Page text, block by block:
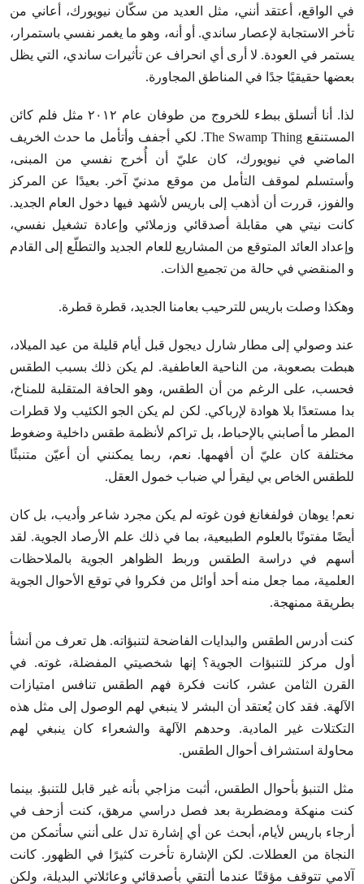
في الواقع، أعتقد أنني، مثل العديد من سكّان نيويورك، أعاني من
تأخر الاستجابة لإعصار ساندي. أو أنه، وهو ما يغمر نفسي باستمرار،
يستمر في العودة. لا أرى أي انحراف عن تأثيرات ساندي، التي يظل
بعضها حقيقيًا جدًا في المناطق المجاورة.
لذا. أنا أتسلق ببطء للخروج من طوفان عام ٢٠١٢ مثل فلم كائن
المستنقع The Swamp Thing. لكي أجفف وأتأمل ما حدث الخريف
الماضي في نيويورك، كان عليّ أن أُخرج نفسي من المبنى،
وأستسلم لموقف التأمل من موقع مدنيّ آخر. بعيدًا عن المركز
والفوز، قررت أن أذهب إلى باريس لأشهد فيها دخول العام الجديد.
كانت نيتي هي مقابلة أصدقائي وزملائي وإعادة تشغيل نفسي،
وإعداد العائد المتوقع من المشاريع للعام الجديد والتطلّع إلى القادم
و المنقضي في حالة من تجميع الذات.
وهكذا وصلت باريس للترحيب بعامنا الجديد، قطرة قطرة.
عند وصولي إلى مطار شارل ديجول قبل أيام قليلة من عيد الميلاد،
هبطت بصعوبة، من الناحية العاطفية. لم يكن ذلك بسبب الطقس
فحسب، على الرغم من أن الطقس، وهو الحافة المتقلبة للمناخ،
بدا مستعدًا بلا هوادة لإرباكي. لكن لم يكن الجو الكئيب ولا قطرات
المطر ما أصابني بالإحباط، بل تراكم لأنظمة طقس داخلية وضغوط
مختلفة كان عليّ أن أفهمها. نعم، ربما يمكنني أن أعيّن متنبئًا
للطقس الخاص بي ليقرأ لي ضباب خمول العقل.
نعم! يوهان فولفغانغ فون غوته لم يكن مجرد شاعر وأديب، بل كان
أيضًا مفتونًا بالعلوم الطبيعية، بما في ذلك علم الأرصاد الجوية. لقد
أسهم في دراسة الطقس وربط الظواهر الجوية بالملاحظات
العلمية، مما جعل منه أحد أوائل من فكروا في توقع الأحوال الجوية
بطريقة ممنهجة.
كنت أدرس الطقس والبدايات الفاضحة لتنبؤاته. هل تعرف من أنشأ
أول مركز للتنبؤات الجوية؟ إنها شخصيتي المفضلة، غوته. في
القرن الثامن عشر، كانت فكرة فهم الطقس تنافس امتيازات
الآلهة. فقد كان يُعتقد أن البشر لا ينبغي لهم الوصول إلى مثل هذه
التكتلات غير المادية. وحدهم الآلهة والشعراء كان ينبغي لهم
محاولة استشراف أحوال الطقس.
مثل التنبؤ بأحوال الطقس، أثبت مزاجي بأنه غير قابل للتنبؤ. بينما
كنت منهكة ومضطربة بعد فصل دراسي مرهق، كنت أزحف في
أرجاء باريس لأيام، أبحث عن أي إشارة تدل على أنني سأتمكن من
النجاة من العطلات. لكن الإشارة تأخرت كثيرًا في الظهور. كانت
آلامي تتوقف مؤقتًا عندما ألتقي بأصدقائي وعائلاتي البديلة، ولكن